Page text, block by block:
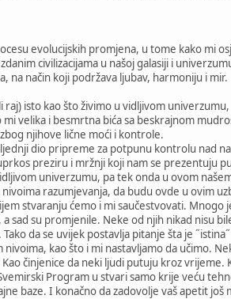
evolucijskih promjena, u tome kako mi
civilizacijama u našoj galasiji i
na način koji podržava ljubav, harmoniju i mir.
isto kao što živimo u vidljivom
velika i besmrtna bića sa beskrajnom
njihove lične moći i kontrole.
dio pripreme za potpunu kontrolu nad
preziru i mržnji koji nam se prezentuju
univerzumu, pa tek onda u ovom
razumjevanja, da budu ovde u ovim
stvaranju ćemo i mi saučestvovati.
sad su promjenile. Neke od njih nikad nisu
da se uvijek postavlja pitanje šta je
kao što i mi nastavljamo da učimo.
činjenice da neki ljudi putuju kroz vrijeme.
Program u stvari samo krije veću
baze. I konačno da zadovolje vaš apetit još